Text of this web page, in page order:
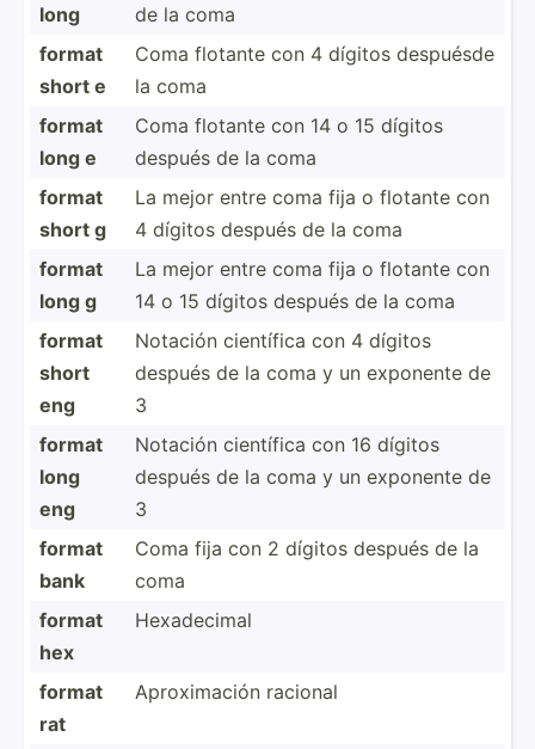
long
de la coma
format
short e
Coma flotante con 4 dígitos despuésde
la coma
format
long e
Coma flotante con 14 o 15 dígitos
después de la coma
format
short g
La mejor entre coma fija o flotante con
4 dígitos después de la coma
format
long g
La mejor entre coma fija o flotante con
14 o 15 dígitos después de la coma
format
short
eng
Notación científica con 4 dígitos
después de la coma y un exponente de
3
format
long
eng
Notación científica con 16 dígitos
después de la coma y un exponente de
3
format
bank
Coma fija con 2 dígitos después de la
coma
format
hex
Hexade­cimal
format
rat
Aproxi­mación racional